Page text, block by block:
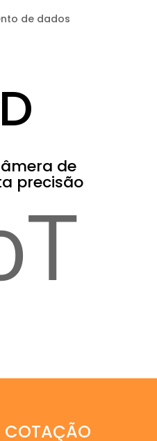
de dados
de
precisão
COTAÇÃO